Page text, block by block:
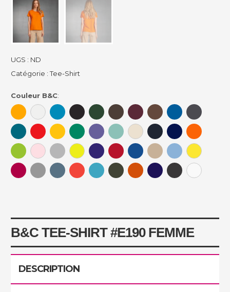
UGS : ND
Catégorie :Tee-Shirt
Couleur B&C:
B&C TEE-SHIRT #E190 FEMME
DESCRIPTION